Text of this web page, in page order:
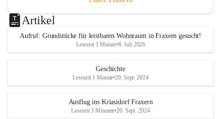
Artikel
Aufruf: Grundstücke für leistbaren Wohnraum in Fraxern gesucht!
Lesezeit 1 Minute•8. Juli 2026
Geschichte
Lesezeit 1 Minute•20. Sept. 2024
Ausflug ins Kriasidorf Fraxern
Lesezeit 3 Minuten•20. Sept. 2024